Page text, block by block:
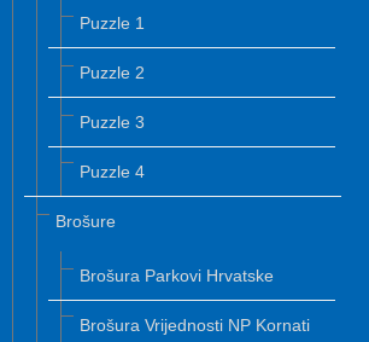
Puzzle 1
Puzzle 2
Puzzle 3
Puzzle 4
Brošure
Brošura Parkovi Hrvatske
Brošura Vrijednosti NP Kornati